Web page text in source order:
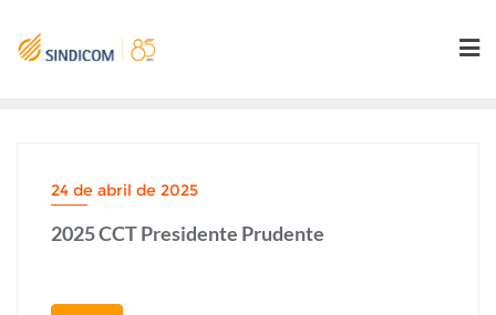
content
24 de abril de 2025
2025 CCT Presidente Prudente